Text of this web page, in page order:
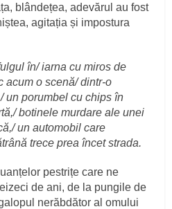
blândețea, adevărul au fost
agitația și impostura
în/ iarna cu miros de
acum o scenă/ dintr-o
un porumbel cu chips în
botinele murdare ale unei
un automobil care
trece prea încet strada.
pestrițe care ne
de ani, de la pungile de
nerăbdător al omului